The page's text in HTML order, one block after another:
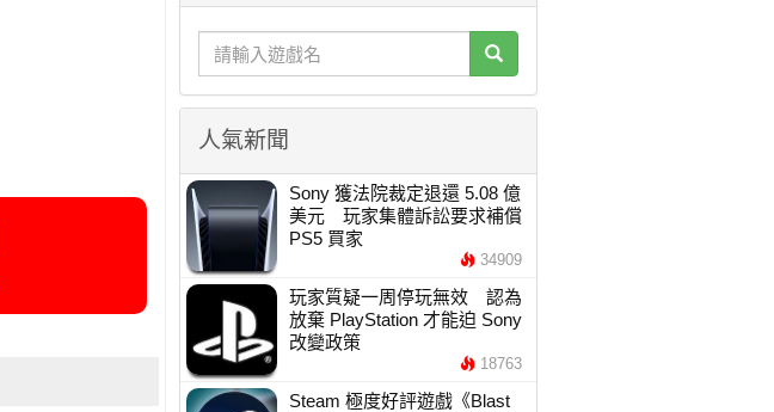
人氣新聞
Sony 獲法院裁定退還 5.08 億
美元 玩家集體訴訟要求補償
PS5 買家
34909
玩家質疑一周停玩無效 認為
放棄 PlayStation 才能迫 Sony
改變政策
18763
Steam 極度好評遊戲《Blast